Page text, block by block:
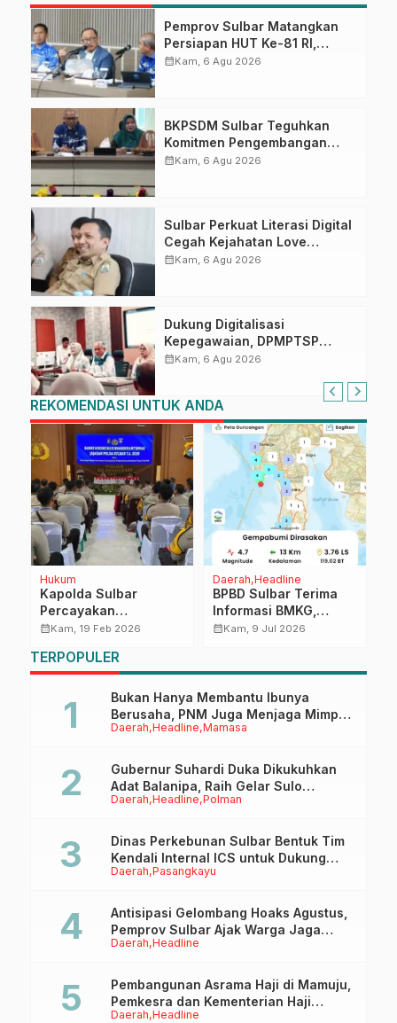
Pemprov Sulbar Matangkan
Persiapan HUT Ke-81 RI,
Puncak Upacara di Lapangan
calendar_monthKam, 6 Agu 2026
BKPSDM Sulbar Teguhkan
Komitmen Pengembangan
Kompetensi ASN melalui
calendar_monthKam, 6 Agu 2026
Sulbar Perkuat Literasi Digital
Cegah Kejahatan Love
Scamming
calendar_monthKam, 6 Agu 2026
Dukung Digitalisasi
Kepegawaian, DPMPTSP
Sulbar Siap Terapkan Aplikasi
calendar_monthKam, 6 Agu 2026
REKOMENDASI UNTUK ANDA
Hukum
Kapolda Sulbar
Percayakan
Keamanan kepada
Dorong Adaptasi
dengan Generasi Z
calendar_monthKam, 19 Feb 2026
Daerah Headline
BPBD Sulbar Terima
Informasi BMKG,
Gempa Magnitudo 4,7
Masyarakat Diimbau
Tetap Tenang dan
Waspada
calendar_monthKam, 9 Jul 2026
TERPOPULER
Daerah Headline Mamasa
Bukan Hanya Membantu Ibunya
Berusaha, PNM Juga Menjaga Mimpi
Anaknya Untuk Menggapai Cita-Cita
Daerah Headline Polman
Gubernur Suhardi Duka Dikukuhkan
Adat Balanipa, Raih Gelar Sulo
Tappidena
Daerah Pasangkayu
Dinas Perkebunan Sulbar Bentuk Tim
Kendali Internal ICS untuk Dukung
Sertifikasi ISPO Pekebun di
Daerah Headline
Antisipasi Gelombang Hoaks Agustus,
Pemprov Sulbar Ajak Warga Jaga
Ruang Digital
Daerah Headline
Pembangunan Asrama Haji di Mamuju,
Pemkesra dan Kementerian Haji
Sulbar Tinjau Lokasi